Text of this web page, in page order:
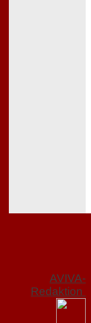
AVIVA-
Redaktion